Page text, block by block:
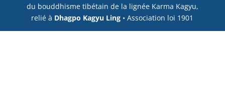
du bouddhisme tibétain de la lignée Karma Kagyu,
relié à Dhagpo Kagyu Ling • Association loi 1901